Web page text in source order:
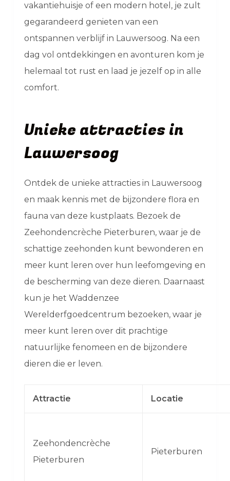
vakantiehuisje of een modern hotel, je zult
gegarandeerd genieten van een
ontspannen verblijf in Lauwersoog. Na een
dag vol ontdekkingen en avonturen kom je
helemaal tot rust en laad je jezelf op in alle
comfort.
Unieke attracties in
Lauwersoog
Ontdek de unieke attracties in Lauwersoog
en maak kennis met de bijzondere flora en
fauna van deze kustplaats. Bezoek de
Zeehondencrèche Pieterburen, waar je de
schattige zeehonden kunt bewonderen en
meer kunt leren over hun leefomgeving en
de bescherming van deze dieren. Daarnaast
kun je het Waddenzee
Werelderfgoedcentrum bezoeken, waar je
meer kunt leren over dit prachtige
natuurlijke fenomeen en de bijzondere
dieren die er leven.
Attractie Locatie
Zeehondencrèche
Pieterburen
Pieterburen